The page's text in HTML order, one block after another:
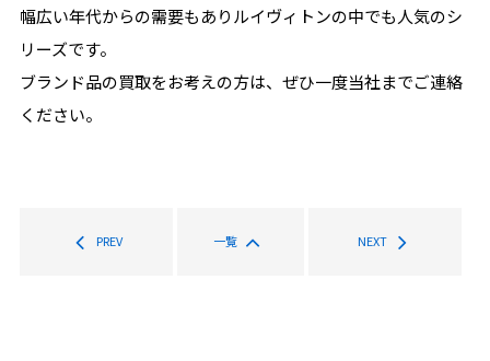
幅広い年代からの需要もありルイヴィトンの中でも人気のシ
リーズです。
ブランド品の買取をお考えの方は、ぜひ一度当社までご連絡
ください。
PREV 一覧 NEXT